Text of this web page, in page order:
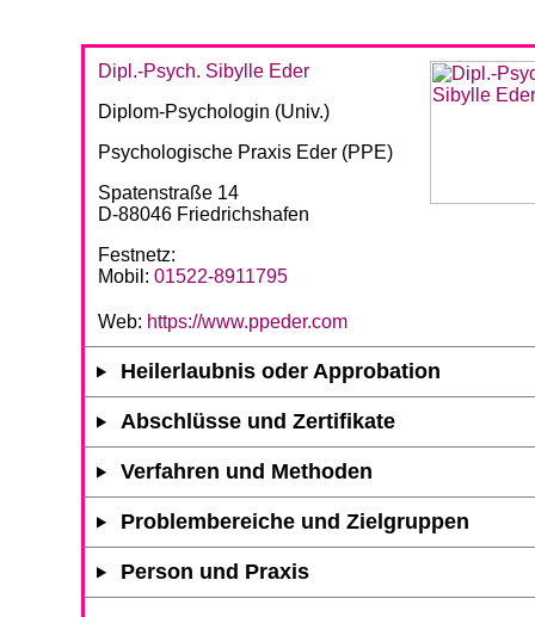
Dipl.-Psych. Sibylle Eder
Diplom-Psychologin (Univ.)
Psychologische Praxis Eder (PPE)
Spatenstraße 14
D-88046 Friedrichshafen
Festnetz:
Mobil: 01522-8911795
Web: https://www.ppeder.com
Heilerlaubnis oder Approbation
Abschlüsse und Zertifikate
Verfahren und Methoden
Problembereiche und Zielgruppen
Person und Praxis